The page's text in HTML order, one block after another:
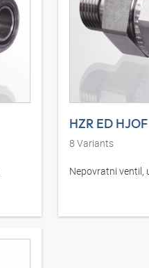
HZR ED HJOF
8 Variants
Nepovratni ventil,